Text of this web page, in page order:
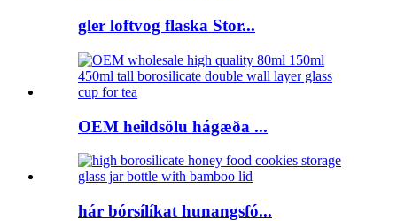
gler loftvog flaska Stor...
OEM heildsölu hágæða ...
hár bórsílíkat hunangsfó...